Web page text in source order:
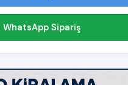
WhatsApp Sipariş